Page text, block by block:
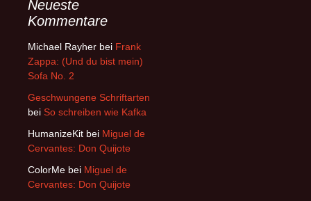
Neueste
Kommentare
Michael Rayher bei Frank
Zappa: (Und du bist mein)
Sofa No. 2
Geschwungene Schriftarten
bei So schreiben wie Kafka
HumanizeKit bei Miguel de
Cervantes: Don Quijote
ColorMe bei Miguel de
Cervantes: Don Quijote